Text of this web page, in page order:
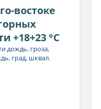
востоке
+18+23 °C
дождь, гроза,
град, шквал.